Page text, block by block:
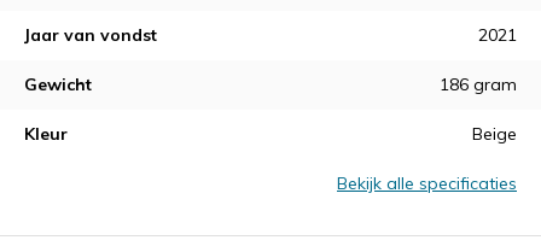
Jaar van vondst 2021
Gewicht 186 gram
Kleur Beige
Bekijk alle specificaties